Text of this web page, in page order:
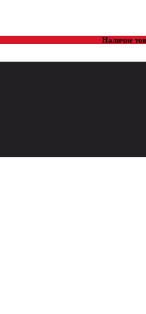
Наличие